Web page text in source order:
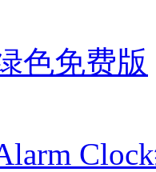
色免费版